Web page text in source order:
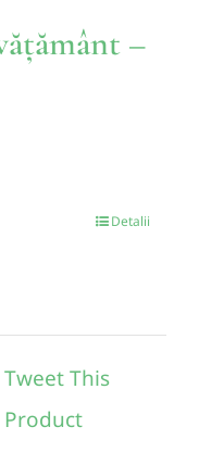
–
Detalii
Tweet This
Product